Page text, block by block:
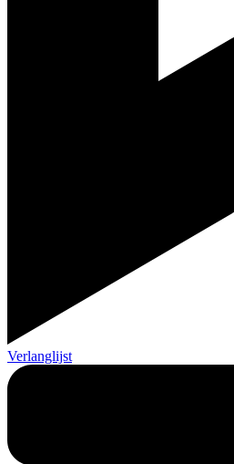
Verlanglijst